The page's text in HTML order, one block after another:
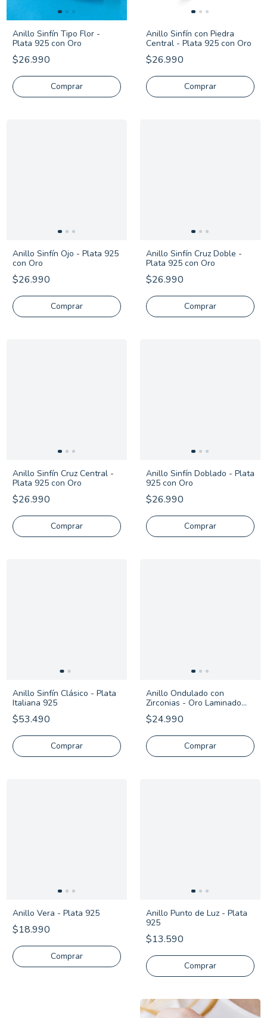
Anillo Sinfín Tipo Flor -
Plata 925 con Oro
$26.990
Comprar
Anillo Sinfín con Piedra
Central - Plata 925 con Oro
$26.990
Comprar
Anillo Sinfín Ojo - Plata 925
con Oro
$26.990
Comprar
Anillo Sinfín Cruz Doble -
Plata 925 con Oro
$26.990
Comprar
Anillo Sinfín Cruz Central -
Plata 925 con Oro
$26.990
Comprar
Anillo Sinfín Doblado - Plata
925 con Oro
$26.990
Comprar
Anillo Sinfín Clásico - Plata
Italiana 925
$53.490
Comprar
Anillo Ondulado con
Zirconias - Oro Laminado
18K
$24.990
Comprar
Anillo Vera - Plata 925
$18.990
Comprar
Anillo Punto de Luz - Plata
925
$13.590
Comprar